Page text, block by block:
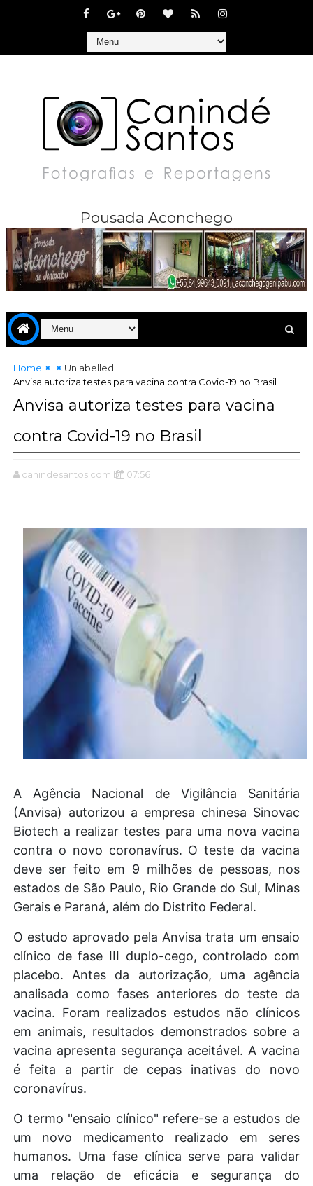
Pousada Aconchego
Home
Unlabelled
Anvisa autoriza testes para vacina contra Covid-19 no Brasil
Anvisa autoriza testes para vacina
contra Covid-19 no Brasil
canindesantos.com.br 07:56
A Agência Nacional de Vigilância Sanitária
(Anvisa) autorizou a empresa chinesa Sinovac
Biotech a realizar testes para uma nova vacina
contra o novo coronavírus. O teste da vacina
deve ser feito em 9 milhões de pessoas, nos
estados de São Paulo, Rio Grande do Sul, Minas
Gerais e Paraná, além do Distrito Federal.
O estudo aprovado pela Anvisa trata um ensaio
clínico de fase III duplo-cego, controlado com
placebo. Antes da autorização, uma agência
analisada como fases anteriores do teste da
vacina. Foram realizados estudos não clínicos
em animais, resultados demonstrados sobre a
vacina apresenta segurança aceitável. A vacina
é feita a partir de cepas inativas do novo
coronavírus.
O termo "ensaio clínico" refere-se a estudos de
um novo medicamento realizado em seres
humanos. Uma fase clínica serve para validar
uma relação de eficácia e segurança do